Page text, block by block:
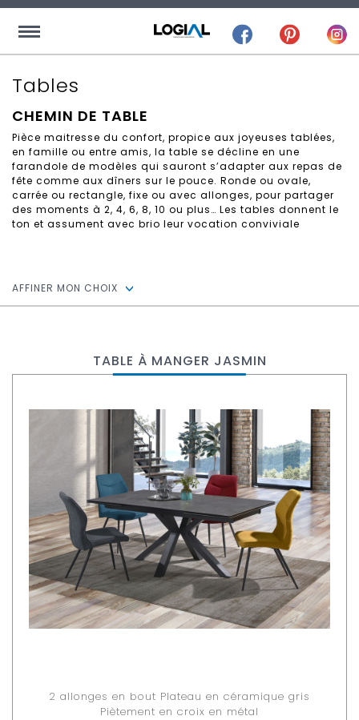
Tables
CHEMIN DE TABLE
Pièce maitresse du confort, propice aux joyeuses tablées,
en famille ou entre amis, la table se décline en une
farandole de modèles qui sauront s’adapter aux repas de
fête comme aux dîners sur le pouce. Ronde ou ovale,
carrée ou rectangle, fixe ou avec allonges, pour partager
des moments à 2, 4, 6, 8, 10 ou plus… Les tables donnent le
ton et assument avec brio leur vocation conviviale
AFFINER MON CHOIX
TABLE À MANGER JASMIN
2 allonges en bout Plateau en céramique gris
Piètement en croix en métal